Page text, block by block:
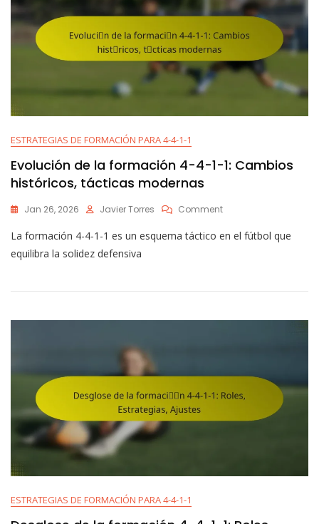
ESTRATEGIAS DE FORMACIÓN PARA 4-4-1-1
Evolución de la formación 4-4-1-1: Cambios
históricos, tácticas modernas
Jan 26, 2026 Javier Torres CommentOn
De
4-
La formación 4-4-1-1 es un esquema táctico en el fútbol que
equilibra la solidez defensiva
ESTRATEGIAS DE FORMACIÓN PARA 4-4-1-1